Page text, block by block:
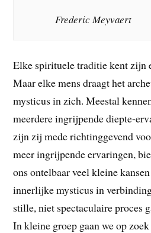
Frederic Meyvaert
Elke spirituele traditie kent zijn
Maar elke mens draagt het
mysticus in zich. Meestal
meerdere ingrijpende diepte-
zijn zij mede richtinggevend
meer ingrijpende ervaringen,
ons ontelbaar veel kleine
innerlijke mysticus in
stille, niet spectaculaire proces
In kleine groep gaan we op